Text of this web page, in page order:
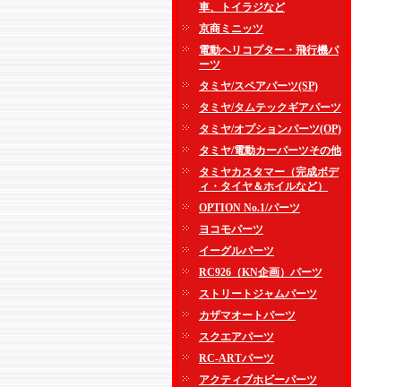
車、トイラジなど
京商ミニッツ
電動ヘリコプター・飛行機パ
ーツ
タミヤ/スペアパーツ(SP)
タミヤ/タムテックギアパーツ
タミヤ/オプションパーツ(OP)
タミヤ/電動カーパーツその他
タミヤカスタマー（完成ボデ
ィ・タイヤ＆ホイルなど）
OPTION No.1/パーツ
ヨコモパーツ
イーグルパーツ
RC926（KN企画）パーツ
ストリートジャムパーツ
カザマオートパーツ
スクエアパーツ
RC-ARTパーツ
アクティブホビーパーツ